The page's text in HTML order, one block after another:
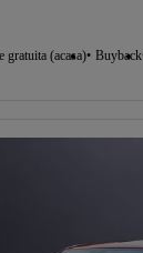
gratuita (acasa) Buyback